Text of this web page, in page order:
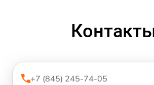
+7 (845) 245-74-05